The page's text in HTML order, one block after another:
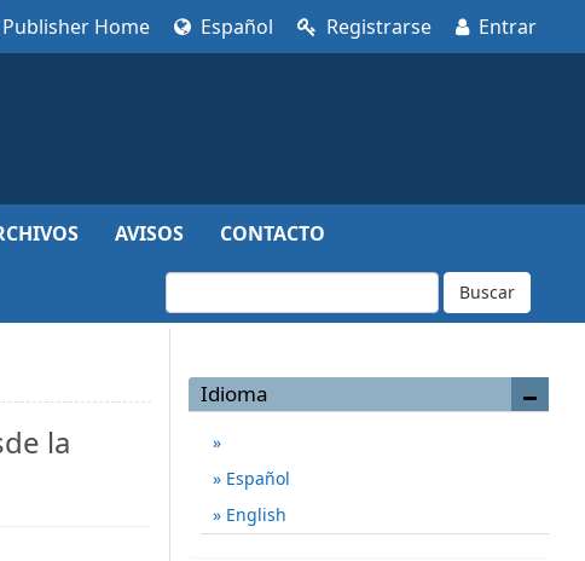
Publisher Home Español Registrarse Entrar
AVISOS CONTACTO
Buscar
la
Idioma
Español
English